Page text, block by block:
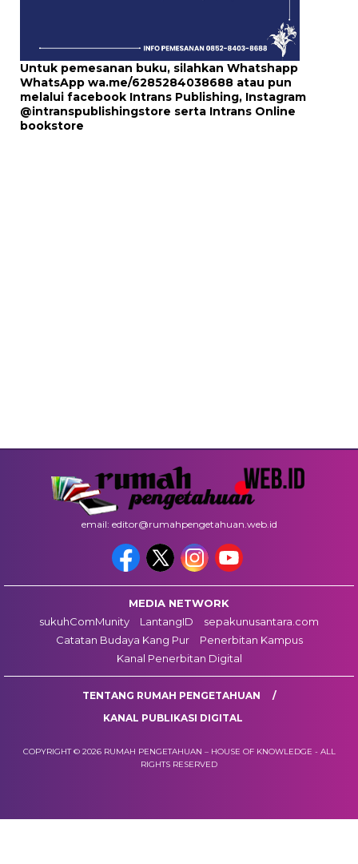
Untuk pemesanan buku, silahkan Whatshapp
WhatsApp wa.me/6285284038688 atau pun
melalui facebook Intrans Publishing, Instagram
@intranspublishingstore serta Intrans Online
bookstore
email: editor@rumahpengetahuan.web.id
MEDIA NETWORK
sukuhComMunity
LantangID
sepakunusantara.com
Catatan Budaya Kang Pur
Penerbitan Kampus
Kanal Penerbitan Digital
TENTANG RUMAH PENGETAHUAN
KANAL PUBLIKASI DIGITAL
COPYRIGHT © 2026 RUMAH PENGETAHUAN – HOUSE OF KNOWLEDGE - ALL
RIGHTS RESERVED